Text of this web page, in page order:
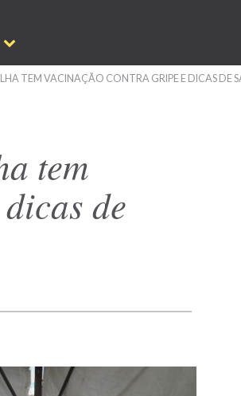
TEM VACINAÇÃO CONTRA GRIPE E DICAS DE
tem
de